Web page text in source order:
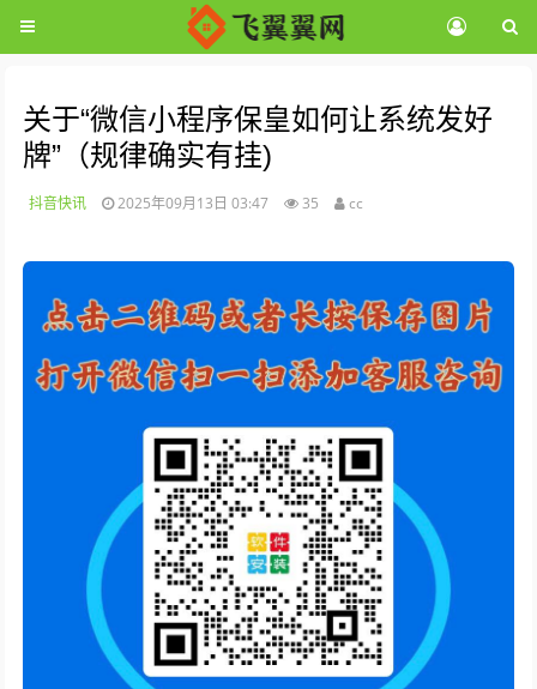
关于“微信小程序保皇如何让系统发好
牌”（规律确实有挂)
抖音快讯 2025年09月13日 03:47 35 cc